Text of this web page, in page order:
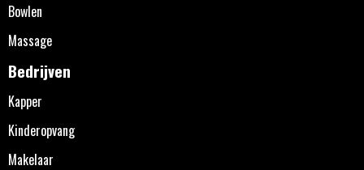
Bowlen
Massage
Bedrijven
Kapper
Kinderopvang
Makelaar